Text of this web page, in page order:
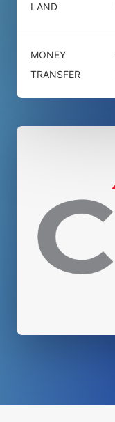
LAND
MONEY
TRANSFER